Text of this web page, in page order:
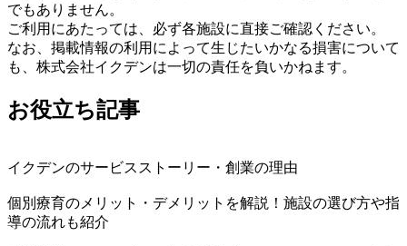
でもありません。
ご利用にあたっては、必ず各施設に直接ご確認ください。
なお、掲載情報の利用によって生じたいかなる損害について
も、株式会社イクデンは一切の責任を負いかねます。
お役立ち記事
イクデンのサービスストーリー・創業の理由
個別療育のメリット・デメリットを解説！施設の選び方や指
導の流れも紹介